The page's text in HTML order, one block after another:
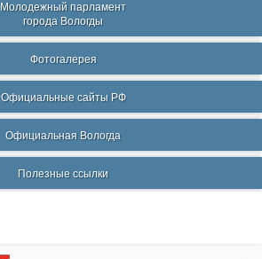
Молодежный парламент
города Вологды
Фотогалерея
Официальные сайты РФ
Официальная Вологда
Полезные ссылки